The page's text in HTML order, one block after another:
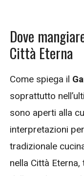
Dove
Città Eterna
Come spiega il
soprattutto
sono aperti alla
interpretazioni
tradizionale
nella Città